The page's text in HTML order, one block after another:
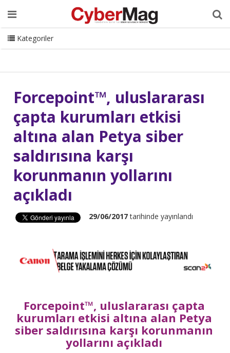
Ana Sayfa Hakkımızda Dergi Editörden
Danışmanlık
ISC Turkey Sizden Gelenler
İletişim
CyberMag Logo
Kategoriler
Forcepoint™, uluslararası
çapta kurumları etkisi
altına alan Petya siber
saldırısına karşı
korunmanın yollarını
açıkladı
29/06/2017tarihinde yayınlandı
Forcepoint™, uluslararası çapta
kurumları etkisi altına alan Petya
siber saldırısına karşı korunmanın
yollarını açıkladı